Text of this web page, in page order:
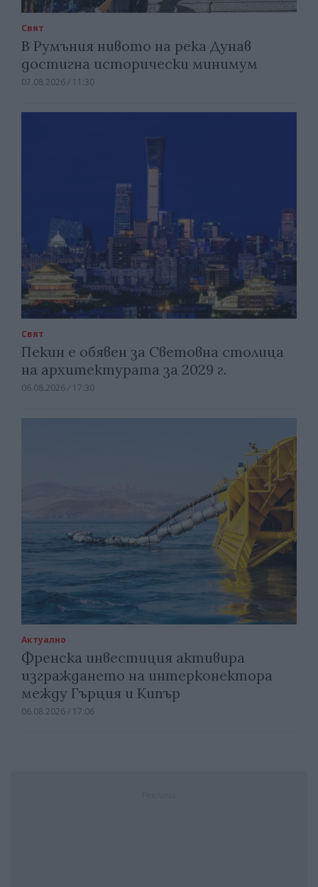
Свят
В Румъния нивото на река Дунав
достигна исторически минимум
07.08.2026 / 11:30
Свят
Пекин е обявен за Световна столица
на архитектурата за 2029 г.
06.08.2026 / 17:30
Актуално
Френска инвестиция активира
изграждането на интерконектора
между Гърция и Кипър
06.08.2026 / 17:06